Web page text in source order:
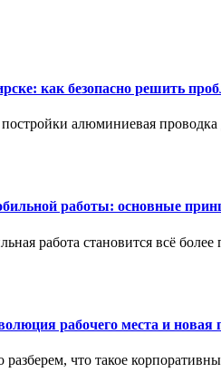
как безопасно решить
алюминиевая
работы: основные
работа становится всё
рабочего места и новая
что такое